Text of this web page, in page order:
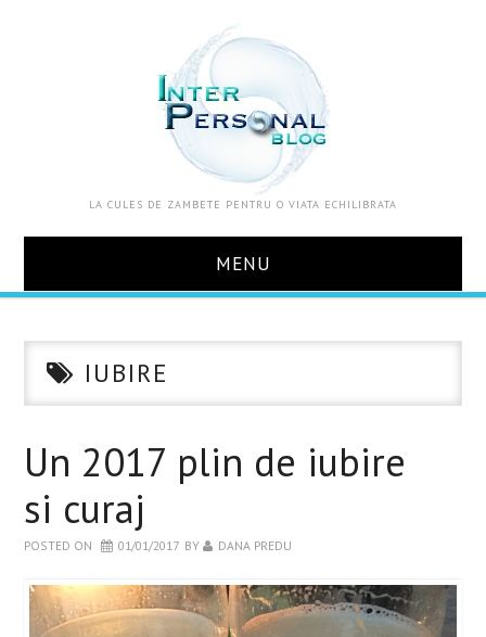
LA CULES DE ZAMBETE PENTRU O VIATA ECHILIBRATA
MENU
DESPRE MINE
WELLBEING
EVENIMENTE
IUBIRE
Un 2017 plin de iubire
si curaj
POSTED ON 01/01/2017 BY DANA PREDU